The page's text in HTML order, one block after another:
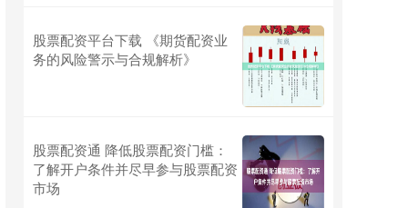
股票配资平台下载 《期货配资业
务的风险警示与合规解析》
股票配资通 降低股票配资门槛：
了解开户条件并尽早参与股票配资
市场